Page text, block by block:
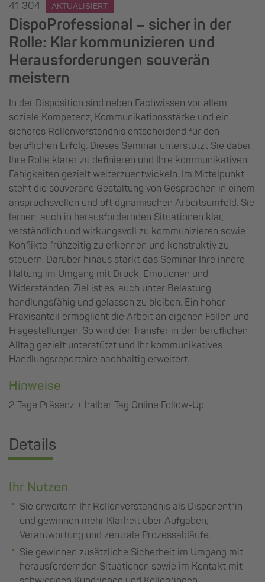
41 304 AKTUALISIERT
DispoProfessional – sicher in der
Rolle: Klar kommunizieren und
Herausforderungen souverän
meistern
In der Disposition sind neben Fachwissen vor allem
soziale Kompetenz, Kommunikationsstärke und ein
sicheres Rollenverständnis entscheidend für den
beruflichen Erfolg. Dieses Seminar unterstützt Sie dabei,
Ihre Rolle klarer zu definieren und Ihre kommunikativen
Fähigkeiten gezielt weiterzuentwickeln. Im Mittelpunkt
steht die souveräne Gestaltung von Gesprächen in einem
anspruchsvollen und oft dynamischen Arbeitsumfeld. Sie
lernen, auch in herausfordernden Situationen klar,
verständlich und wirkungsvoll zu kommunizieren sowie
Konflikte frühzeitig zu erkennen und konstruktiv zu
steuern. Darüber hinaus stärkt das Seminar Ihre innere
Haltung im Umgang mit Druck, Emotionen und
Widerständen. Ziel ist es, auch unter Belastung
handlungsfähig und gelassen zu bleiben. Ein hoher
Praxisanteil ermöglicht die Arbeit an eigenen Fällen und
Fragestellungen. So wird der Transfer in den beruflichen
Alltag gezielt unterstützt und Ihr kommunikatives
Handlungsrepertoire nachhaltig erweitert.
Hinweise
2 Tage Präsenz + halber Tag Online Follow-Up
Details
Ihr Nutzen
Sie erweitern Ihr Rollenverständnis als Disponent*in
und gewinnen mehr Klarheit über Aufgaben,
Verantwortung und zentrale Prozessabläufe.
Sie gewinnen zusätzliche Sicherheit im Umgang mit
herausfordernden Situationen sowie im Kontakt mit